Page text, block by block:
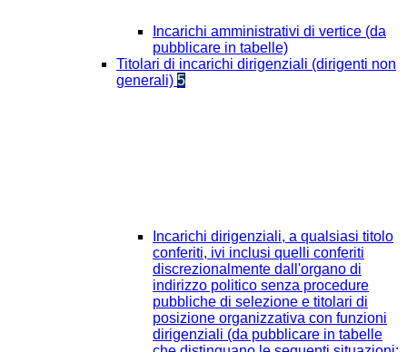
Incarichi amministrativi di vertice (da
pubblicare in tabelle)
Titolari di incarichi dirigenziali (dirigenti non
generali) 5
Incarichi dirigenziali, a qualsiasi titolo
conferiti, ivi inclusi quelli conferiti
discrezionalmente dall'organo di
indirizzo politico senza procedure
pubbliche di selezione e titolari di
posizione organizzativa con funzioni
dirigenziali (da pubblicare in tabelle